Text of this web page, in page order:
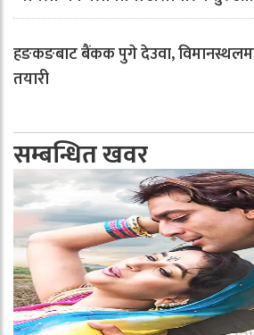
हङकङबाट बैंकक पुगे देउवा,
तयारी
सम्बन्धित खवर